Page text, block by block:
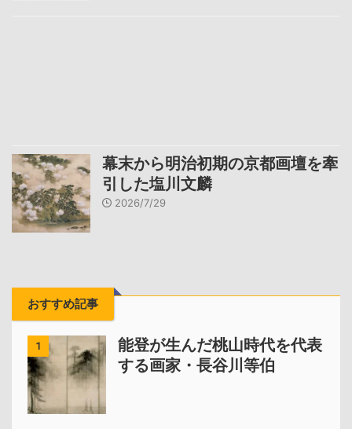
幕末から明治初期の京都画壇を牽
引した塩川文麟
2026/7/29
おすすめ記事
1
能登が生んだ桃山時代を代表
する画家・長谷川等伯